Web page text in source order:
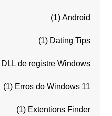
Android
(1)
Dating Tips
(1)
DLL de registre Windows
Erros do Windows 11
(1)
Extentions Finder
(1)